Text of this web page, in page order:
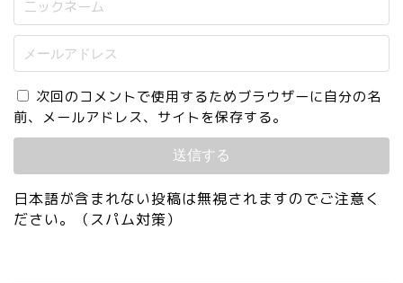
次回のコメントで使用するためブラウザーに自分の名
前、メールアドレス、サイトを保存する。
日本語が含まれない投稿は無視されますのでご注意く
ださい。（スパム対策）